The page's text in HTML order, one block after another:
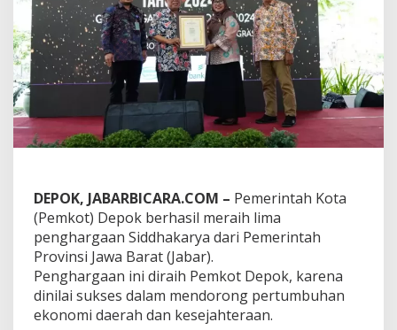
L
i
m
a
e
n
g
h
g
a
a
n
S
i
d
d
h
DEPOK, JABARBICARA.COM – Pemerintah Kota
(Pemkot) Depok berhasil meraih lima
penghargaan Siddhakarya dari Pemerintah
Provinsi Jawa Barat (Jabar).
Penghargaan ini diraih Pemkot Depok, karena
dinilai sukses dalam mendorong pertumbuhan
ekonomi daerah dan kesejahteraan.